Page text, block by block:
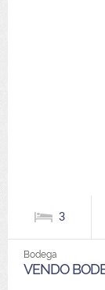
3
Bodega
VENDO